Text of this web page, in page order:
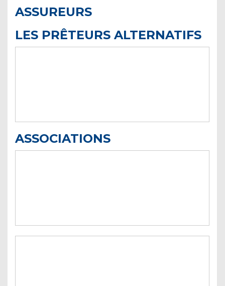
ASSUREURS
LES PRÊTEURS ALTERNATIFS
ASSOCIATIONS